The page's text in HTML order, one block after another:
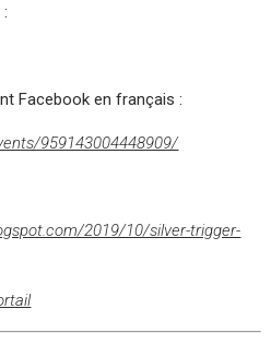
Facebook en français :
959143004448909/
2019/10/silver-trigger-